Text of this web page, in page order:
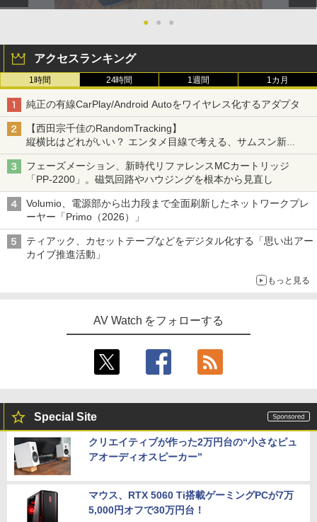
● ● ●
アクセスランキング
1時間 24時間 1週間 1カ月
純正の有線CarPlay/Android Autoをワイヤレス化するアダプタ
【西田宗千佳のRandomTracking】
縦横比はどれがいい？ エンタメ目線で考える、サムスン新
「Galaxy Z Fold」
フェーズメーション、新時代リファレンスMCカートリッジ
「PP-2200」。磁気回路やハウジングを根本から見直し
Volumio、電源部から出力段まで全面刷新したネットワークプレ
ーヤー「Primo（2026）」
ティアック、カセットテープなどをデジタル化する「思い出アー
カイブ推進活動」
もっと見る
AV Watch をフォローする
Special Site
クリエイティブが作った2万円台の“小さなピュ
アオーディオスピーカー”
マウス、RTX 5060 Ti搭載ゲーミングPCが7万
5,000円オフで30万円台！